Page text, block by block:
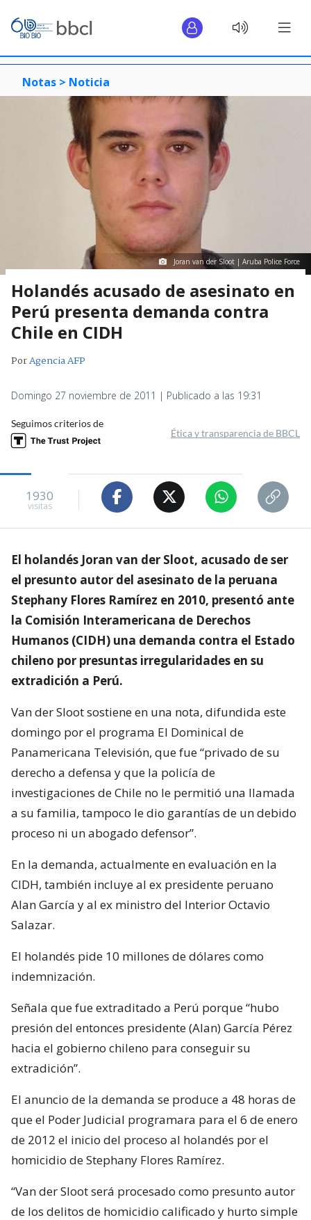
Notas > Noticia
Joran van der Sloot | Aruba Police Force
Holandés acusado de asesinato en
Perú presenta demanda contra
Chile en CIDH
PorAgencia AFP
Domingo 27 noviembre de 2011 | Publicado a las 19:31
Seguimos criterios de
Ética y transparencia de BBCL
1930
visitas
El holandés Joran van der Sloot, acusado de ser
el presunto autor del asesinato de la peruana
Stephany Flores Ramírez en 2010, presentó ante
la Comisión Interamericana de Derechos
Humanos (CIDH) una demanda contra el Estado
chileno por presuntas irregularidades en su
extradición a Perú.
Van der Sloot sostiene en una nota, difundida este
domingo por el programa El Dominical de
Panamericana Televisión, que fue “privado de su
derecho a defensa y que la policía de
investigaciones de Chile no le permitió una llamada
a su familia, tampoco le dio garantías de un debido
proceso ni un abogado defensor”.
En la demanda, actualmente en evaluación en la
CIDH, también incluye al ex presidente peruano
Alan García y al ex ministro del Interior Octavio
Salazar.
El holandés pide 10 millones de dólares como
indemnización.
Señala que fue extraditado a Perú porque “hubo
presión del entonces presidente (Alan) García Pérez
hacia el gobierno chileno para conseguir su
extradición”.
El anuncio de la demanda se produce a 48 horas de
que el Poder Judicial programara para el 6 de enero
de 2012 el inicio del proceso al holandés por el
homicidio de Stephany Flores Ramírez.
“Van der Sloot será procesado como presunto autor
de los delitos de homicidio calificado y hurto simple